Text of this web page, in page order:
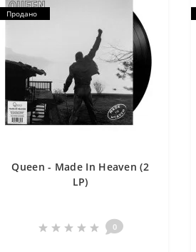
Продано
Queen - Made In Heaven (2
LP)
0